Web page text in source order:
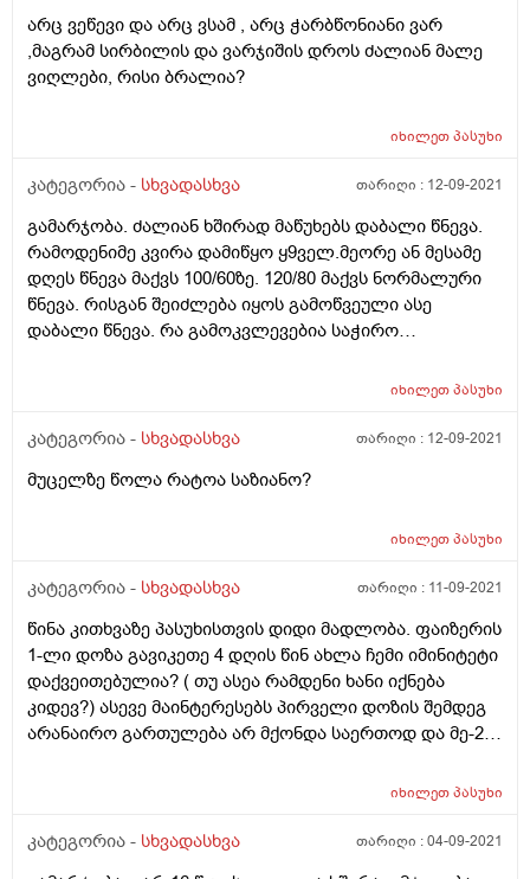
არც ვეწევი და არც ვსამ , არც ჭარბწონიანი ვარ
,მაგრამ სირბილის და ვარჯიშის დროს ძალიან მალე
ვიღლები, რისი ბრალია?
იხილეთპასუხი
კატეგორია - სხვადასხვა თარიღი : 12-09-2021
გამარჯობა. ძალიან ხშირად მაწუხებს დაბალი წნევა.
რამოდენიმე კვირა დამიწყო ყ9ველ.მეორე ან მესამე
დღეს წნევა მაქვს 100/60ზე. 120/80 მაქვს ნორმალური
წნევა. რისგან შეიძლება იყოს გამოწვეული ასე
დაბალი წნევა. რა გამოკვლევებია საჭირო
რომ იტყვიან ხმაურიანი . თუ ვერ ამოვაბოყინე მაწვება
მაინტერესებს თქვენი პასუხი. რაიმე დაავადებას ხომ
იხილეთპასუხი
კატეგორია - სხვადასხვა თარიღი : 12-09-2021
მუცელზე წოლა რატოა საზიანო?
იხილეთპასუხი
კატეგორია - სხვადასხვა თარიღი : 11-09-2021
წინა კითხვაზე პასუხისთვის დიდი მადლობა. ფაიზერის
1-ლი დოზა გავიკეთე 4 დღის წინ ახლა ჩემი იმინიტეტი
დაქვეითებულია? ( თუ ასეა რამდენი ხანი იქნება
კიდევ?) ასევე მაინტერესებს პირველი დოზის შემდეგ
არანაირო გართულება არ მქონდა საერთოდ და მე-2
გამირთულდეს? ალერგიაზე არ ვამბობ მარტო. ხალხი
ვიცავ უფრო მეტად სახლიდანაც არ გავდივარ.
იხილეთპასუხი
კატეგორია - სხვადასხვა თარიღი :04-09-2021